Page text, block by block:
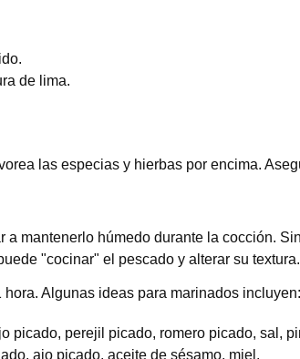
de lima.
las especias y hierbas por encima.
mantenerlo húmedo durante la cocción.
"cocinar" el pescado y alterar su textura.
Algunas ideas para marinados incluyen:
picado, perejil picado, romero picado, sal,
ajo picado, aceite de sésamo, miel.